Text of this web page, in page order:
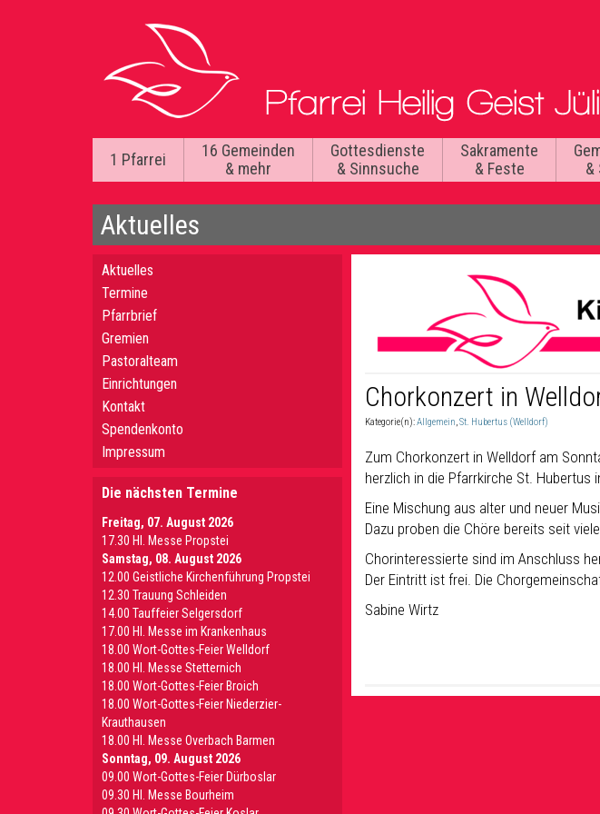
1 Pfarrei
16 Gemeinden
& mehr
Gottesdienste
& Sinnsuche
Sakramente
& Feste
&
Aktuelles
Chorkonzert in
Kategorie(n):Allgemein,St. Hubertus (Welldorf)
Zum Chorkonzert in Welldorf am
herzlich in die Pfarrkirche St. Hubertus
Eine Mischung aus alter und neuer
Dazu proben die Chöre bereits seit
Chorinteressierte sind im Anschluss
Der Eintritt ist frei. Die
Sabine Wirtz
Aktuelles
Termine
Pfarrbrief
Gremien
Pastoralteam
Einrichtungen
Kontakt
Spendenkonto
Impressum
Die nächsten Termine
Freitag, 07. August 2026
17.30 Hl. Messe Propstei
Samstag, 08. August 2026
12.00 Geistliche Kirchenführung Propstei
12.30 Trauung Schleiden
14.00 Tauffeier Selgersdorf
17.00 Hl. Messe im Krankenhaus
18.00 Wort-Gottes-Feier Welldorf
18.00 Hl. Messe Stetternich
18.00 Wort-Gottes-Feier Broich
18.00 Wort-Gottes-Feier Niederzier-
Krauthausen
18.00 Hl. Messe Overbach Barmen
Sonntag, 09. August 2026
09.00 Wort-Gottes-Feier Dürboslar
09.30 HI. Messe Bourheim